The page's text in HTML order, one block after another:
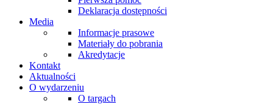
Deklaracja dostępności
Media
Informacje prasowe
Materiały do pobrania
Akredytacje
Kontakt
Aktualności
O wydarzeniu
O targach